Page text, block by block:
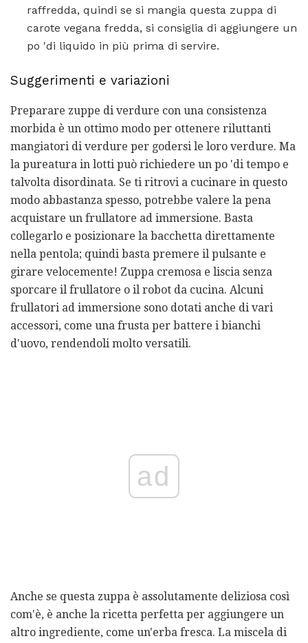
raffredda, quindi se si mangia questa zuppa di
carote vegana fredda, si consiglia di aggiungere un
po 'di liquido in più prima di servire.
Suggerimenti e variazioni
Preparare zuppe di verdure con una consistenza
morbida è un ottimo modo per ottenere riluttanti
mangiatori di verdure per godersi le loro verdure. Ma
la pureatura in lotti può richiedere un po 'di tempo e
talvolta disordinata. Se ti ritrovi a cucinare in questo
modo abbastanza spesso, potrebbe valere la pena
acquistare un frullatore ad immersione. Basta
collegarlo e posizionare la bacchetta direttamente
nella pentola; quindi basta premere il pulsante e
girare velocemente! Zuppa cremosa e liscia senza
sporcare il frullatore o il robot da cucina. Alcuni
frullatori ad immersione sono dotati anche di vari
accessori, come una frusta per battere i bianchi
d'uovo, rendendoli molto versatili.
ad
Anche se questa zuppa è assolutamente deliziosa così
com'è, è anche la ricetta perfetta per aggiungere un
altro ingrediente, come un'erba fresca. La miscela di